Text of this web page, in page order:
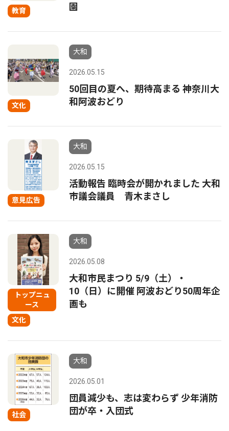
教育
園
文化
大和
2026.05.15
50回目の夏へ、期待高まる 神奈川大
和阿波おどり
意見広告
大和
2026.05.15
活動報告 臨時会が開かれました 大和
市議会議員 青木まさし
トップニュ
ース
文化
大和
2026.05.08
大和市民まつり 5/9（土）・
10（日）に開催 阿波おどり50周年企
画も
社会
大和
2026.05.01
団員減少も、志は変わらず 少年消防
団が卒・入団式